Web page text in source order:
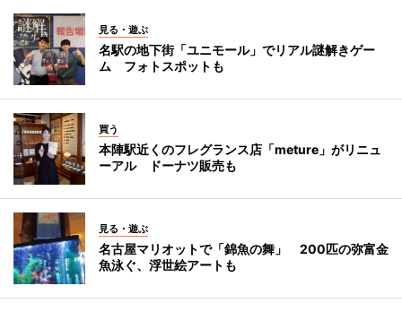
見る・遊ぶ
名駅の地下街「ユニモール」でリアル謎解きゲー
ム フォトスポットも
買う
本陣駅近くのフレグランス店「meture」がリニュ
ーアル ドーナツ販売も
見る・遊ぶ
名古屋マリオットで「錦魚の舞」 200匹の弥富金
魚泳ぐ、浮世絵アートも